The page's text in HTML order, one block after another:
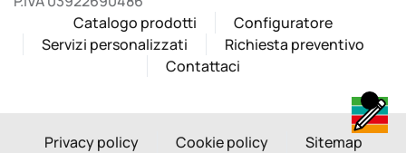
Catalogo prodotti
Configuratore
Servizi personalizzati
Richiesta preventivo
Contattaci
Privacy policy Cookie policy Sitemap